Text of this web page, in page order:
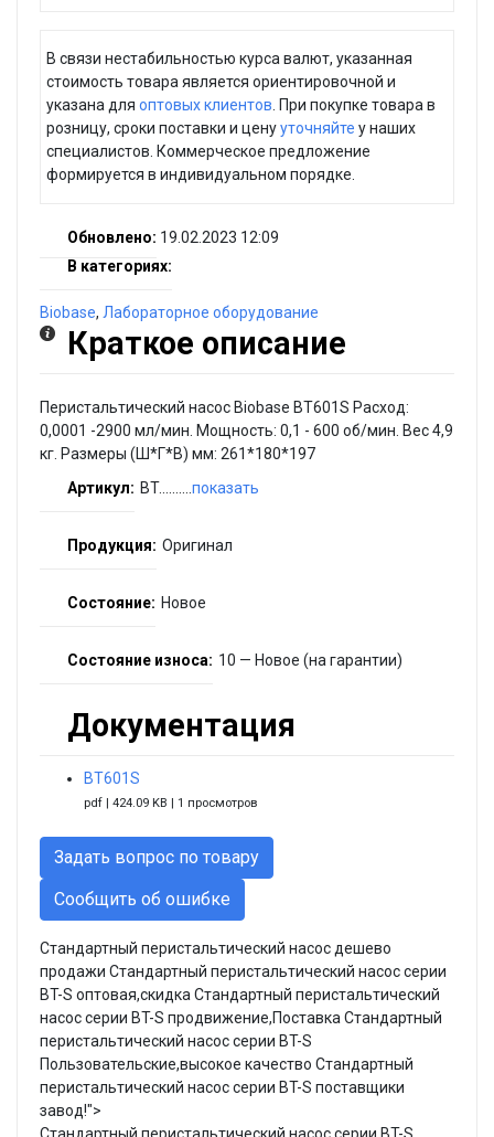
В связи нестабильностью курса валют, указанная
стоимость товара является ориентировочной и
указана для оптовых клиентов . При покупке товара в
розницу, сроки поставки и ценууточняйте у наших
специалистов. Коммерческое предложение
формируется в индивидуальном порядке.
Обновлено: 19.02.2023 12:09
В категориях:
Biobase, Лабораторное оборудование
Краткое описание
Перистальтический насос Biobase BT601S Расход:
0,0001 -2900 мл/мин. Мощность: 0,1 - 600 об/мин. Вес 4,9
кг. Размеры (Ш*Г*В) мм: 261*180*197
Артикул: BT.......... показать
Продукция: Оригинал
Состояние: Новое
Состояние износа: 10 — Новое (на гарантии)
Документация
BT601S
pdf | 424.09 KB | 1 просмотров
Задать вопрос по товару
Сообщить об ошибке
Стандартный перистальтический насос дешево
продажи Стандартный перистальтический насос серии
BT-S оптовая,скидка Стандартный перистальтический
насос серии BT-S продвижение,Поставка Стандартный
перистальтический насос серии BT-S
Пользовательские,высокое качество Стандартный
перистальтический насос серии BT-S поставщики
завод!">
Стандартный перистальтический насос серии BT-S